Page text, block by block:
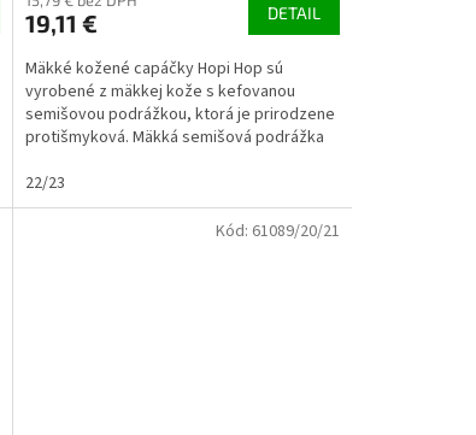
19,11 € DETAIL
Mäkké kožené capáčky Hopi Hop sú
vyrobené z mäkkej kože s kefovanou
semišovou podrážkou, ktorá je prirodzene
protišmyková. Mäkká semišová podrážka
22/23
Kód: 61089/20/21